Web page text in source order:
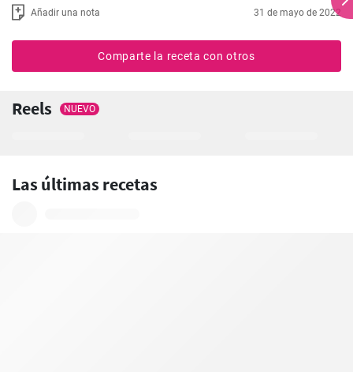
Añadir una nota 31 de mayo de 2022
Comparte la receta con otros
Reels NUEVO
Las últimas recetas